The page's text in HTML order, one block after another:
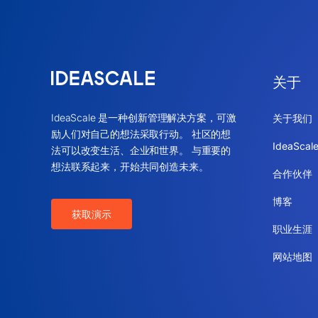
IdeaScale 是一种创新管理解决方案，可激
励人们对自己的想法采取行动。 社区的想
法可以改变生活、企业和世界。 与重要的
想法联系起来，开始共同创造未来。
获取演示
关于
关于我们
合作伙伴
博客
职业生涯
网站地图